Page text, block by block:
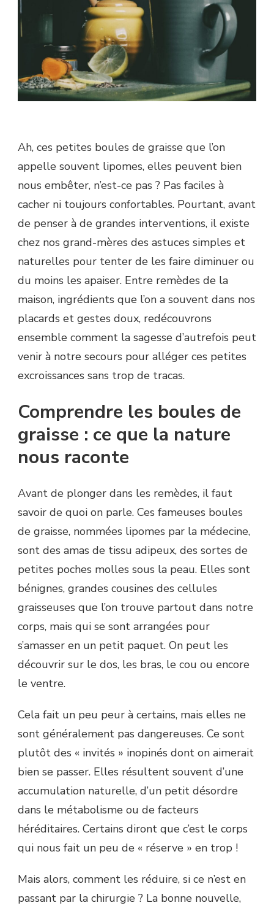
GRAISSE
GRÂCE
AUX
ASTUCES
DE
GRAND-
MÈRE
Ah, ces petites boules de graisse que l’on
appelle souvent lipomes, elles peuvent bien
nous embêter, n’est-ce pas ? Pas faciles à
cacher ni toujours confortables. Pourtant, avant
de penser à de grandes interventions, il existe
chez nos grand-mères des astuces simples et
naturelles pour tenter de les faire diminuer ou
du moins les apaiser. Entre remèdes de la
maison, ingrédients que l’on a souvent dans nos
placards et gestes doux, redécouvrons
ensemble comment la sagesse d’autrefois peut
venir à notre secours pour alléger ces petites
excroissances sans trop de tracas.
Comprendre les boules de
graisse : ce que la nature
nous raconte
Avant de plonger dans les remèdes, il faut
savoir de quoi on parle. Ces fameuses boules
de graisse, nommées lipomes par la médecine,
sont des amas de tissu adipeux, des sortes de
petites poches molles sous la peau. Elles sont
bénignes, grandes cousines des cellules
graisseuses que l’on trouve partout dans notre
corps, mais qui se sont arrangées pour
s’amasser en un petit paquet. On peut les
découvrir sur le dos, les bras, le cou ou encore
le ventre.
Cela fait un peu peur à certains, mais elles ne
sont généralement pas dangereuses. Ce sont
plutôt des « invités » inopinés dont on aimerait
bien se passer. Elles résultent souvent d’une
accumulation naturelle, d’un petit désordre
dans le métabolisme ou de facteurs
héréditaires. Certains diront que c’est le corps
qui nous fait un peu de « réserve » en trop !
Mais alors, comment les réduire, si ce n’est en
passant par la chirurgie ? La bonne nouvelle,